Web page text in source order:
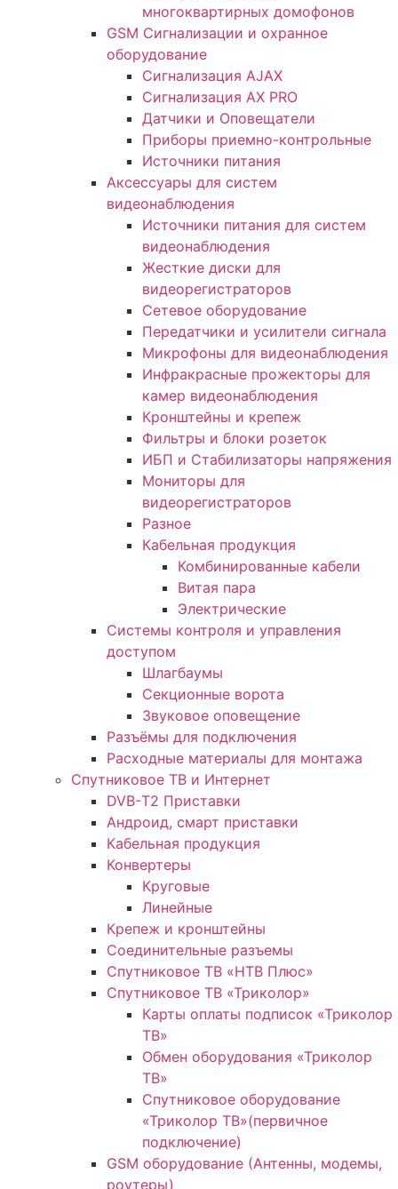
многоквартирных домофонов
GSM Сигнализации и охранное
оборудование
Сигнализация AJAX
Сигнализация AX PRO
Датчики и Оповещатели
Приборы приемно-контрольные
Источники питания
Аксессуары для систем
видеонаблюдения
Источники питания для систем
видеонаблюдения
Жесткие диски для
видеорегистраторов
Сетевое оборудование
Передатчики и усилители сигнала
Микрофоны для видеонаблюдения
Инфракрасные прожекторы для
камер видеонаблюдения
Кронштейны и крепеж
Фильтры и блоки розеток
ИБП и Стабилизаторы напряжения
Мониторы для
видеорегистраторов
Разное
Кабельная продукция
Комбинированные кабели
Витая пара
Электрические
Системы контроля и управления
доступом
Шлагбаумы
Секционные ворота
Звуковое оповещение
Разъёмы для подключения
Расходные материалы для монтажа
Спутниковое ТВ и Интернет
DVB-Т2 Приставки
Андроид, смарт приставки
Кабельная продукция
Конвертеры
Круговые
Линейные
Крепеж и кронштейны
Соединительные разъемы
Спутниковое ТВ «НТВ Плюс»
Спутниковое ТВ «Триколор»
Карты оплаты подписок «Триколор
ТВ»
Обмен оборудования «Триколор
ТВ»
Спутниковое оборудование
«Триколор ТВ»(первичное
подключение)
GSM оборудование (Антенны, модемы,
роутеры)